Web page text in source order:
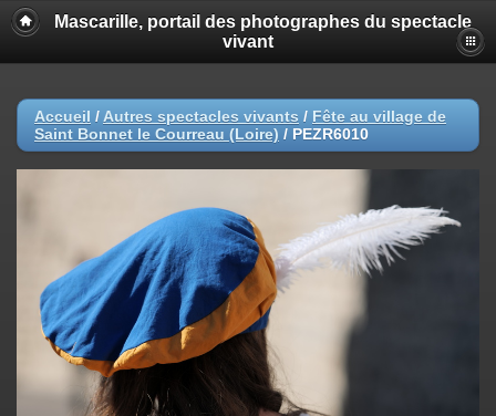
Mascarille, portail des photographes du spectacle
vivant
Accueil / Autres spectacles vivants / Fête au village de
Saint Bonnet le Courreau (Loire) / PEZR6010